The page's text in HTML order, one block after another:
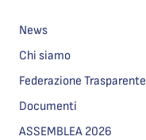
News
Chi siamo
Federazione Trasparente
Documenti
ASSEMBLEA 2026